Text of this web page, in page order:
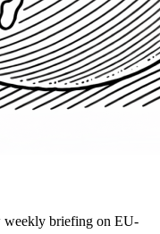
weekly briefing on EU-